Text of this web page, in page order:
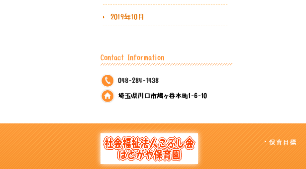
2019年10月
Contact Information
048-284-1438
埼玉県川口市鳩ヶ谷本町1-6-10
保育目標